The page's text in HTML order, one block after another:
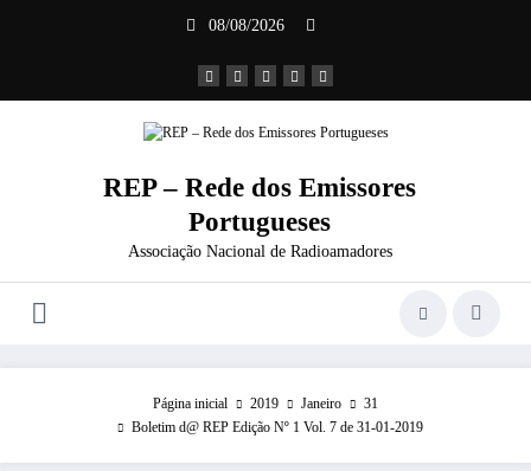
08/08/2026
REP – Rede dos Emissores
Portugueses
Associação Nacional de Radioamadores
Página inicial 2019 Janeiro
31
Boletim d@ REP Edição Nº 1 Vol. 7 de 31-01-2019